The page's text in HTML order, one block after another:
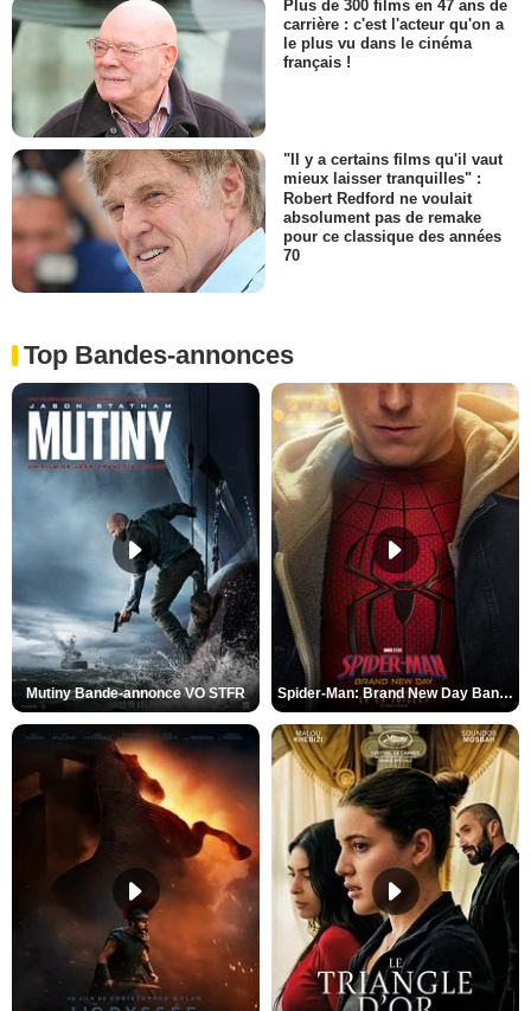
Plus de 300 films en 47 ans de
carrière : c'est l'acteur qu'on a
le plus vu dans le cinéma
français !
"Il y a certains films qu'il vaut
mieux laisser tranquilles" :
Robert Redford ne voulait
absolument pas de remake
pour ce classique des années
70
Top Bandes-annonces
Mutiny Bande-annonce VO STFR Spider-Man: Brand New Day Bande-annonce VO STFR